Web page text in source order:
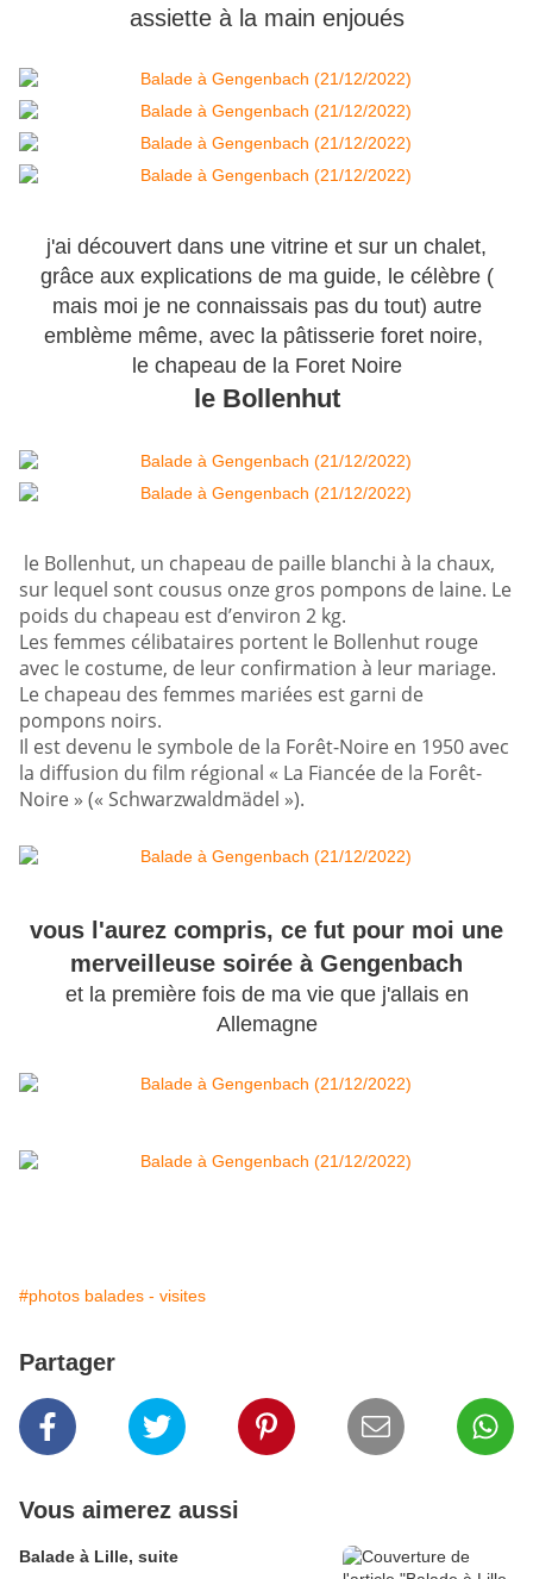
assiette à la main enjoués
j'ai découvert dans une vitrine et sur un chalet,
grâce aux explications de ma guide, le célèbre (
mais moi je ne connaissais pas du tout) autre
emblème même, avec la pâtisserie foret noire,
le chapeau de la Foret Noire
le Bollenhut
le Bollenhut, un chapeau de paille blanchi à la chaux,
sur lequel sont cousus onze gros pompons de laine. Le
poids du chapeau est d’environ 2 kg.
Les femmes célibataires portent le Bollenhut rouge
avec le costume, de leur confirmation à leur mariage.
Le chapeau des femmes mariées est garni de
pompons noirs.
Il est devenu le symbole de la Forêt-Noire en 1950 avec
la diffusion du film régional « La Fiancée de la Forêt-
Noire » (« Schwarzwaldmädel »).
vous l'aurez compris, ce fut pour moi une
merveilleuse soirée à Gengenbach
et la première fois de ma vie que j'allais en
Allemagne
#photos balades - visites
Partager
Vous aimerez aussi
Balade à Lille, suite